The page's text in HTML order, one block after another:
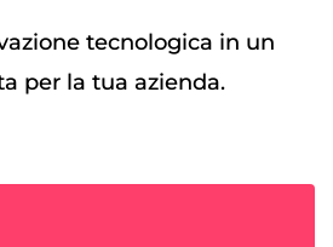
tecnologica in un
per la tua azienda.